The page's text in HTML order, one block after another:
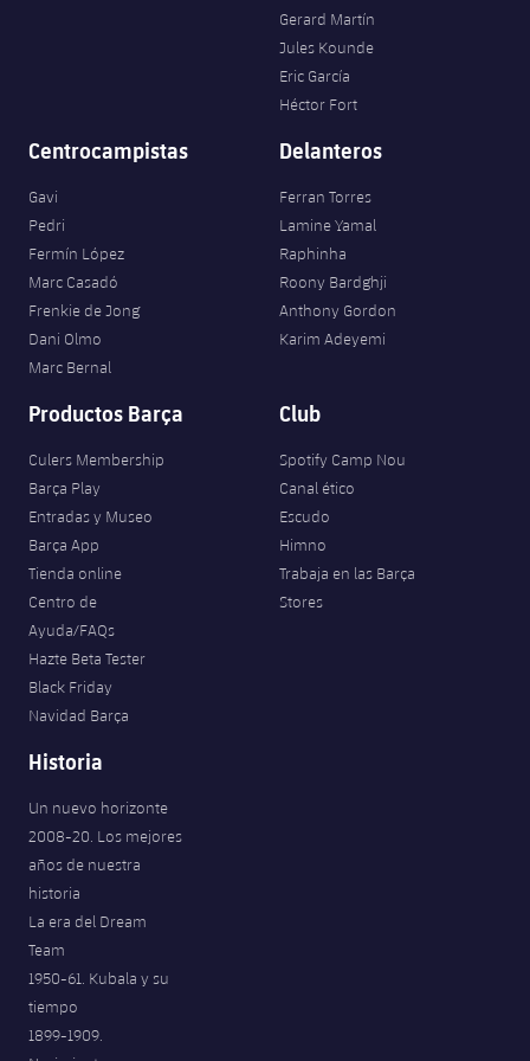
Palmarés
Clasificaciones
Fotos
Palmarés
Historia
PLUSICON
MÁS
Actualidad
Calendario
Entradas
Resultados
Clasificaciones
Jugadores
Fotos
Historia
Palmarés
Barça Atlètic
plusicon
más
Actualidad
Calendario
Resultados
Jugadores
Clasificaciones
Base
Actualidad
Junior
Juvenil
Alevín
Campus Verano
PLUSICON
MÁS
Información general
plusicon
más
Noticias
Atletismo
plusicon
más
Actualidad
Masculino
Agenda
Baloncesto en silla de ruedas
Actualidad
Jugadores
Calendario
Resultados
Hockey sobre hielo
plusicon
más
Actualidad
Jugadores
Hockey hierba
Noticias
Patinaje artístico
plusicon
más
plusicon
más
Voleibol
plusicon
más
Gerard Martín
Jules Kounde
Eric García
Héctor Fort
Centrocampistas
Gavi
Pedri
Fermín López
Marc Casadó
Frenkie de Jong
Dani Olmo
Marc Bernal
Delanteros
Ferran Torres
Lamine Yamal
Raphinha
Roony Bardghji
Anthony Gordon
Karim Adeyemi
Productos Barça
Culers Membership
Barça Play
Entradas y Museo
Barça App
Tienda online
Centro de
Ayuda/FAQs
Hazte Beta Tester
Black Friday
Navidad Barça
Club
Spotify Camp Nou
Canal ético
Escudo
Himno
Trabaja en las Barça
Stores
Historia
Un nuevo horizonte
2008-20. Los mejores
años de nuestra
historia
La era del Dream
Team
1950-61. Kubala y su
tiempo
1899-1909.